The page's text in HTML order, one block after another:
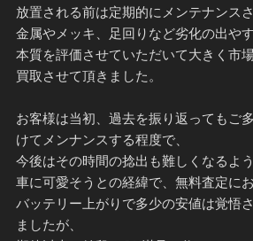
放置される前は定期的にメンテナンス
金属やメッキ、足回りなど劣化の出や
本質を評価させていただいて大きく市
買取させて頂きました。
お客様は当初、過去を振り返ってもご
けてメンナンスする程度で、
今後はその時間の捻出も難しくなるよ
車に可愛そうとの経緯で、無料査定に
バッテリー上がりで多少の安値は覚悟
ましたが、